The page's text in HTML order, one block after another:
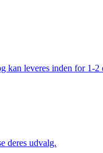
kan leveres inden for 1-
deres udvalg.